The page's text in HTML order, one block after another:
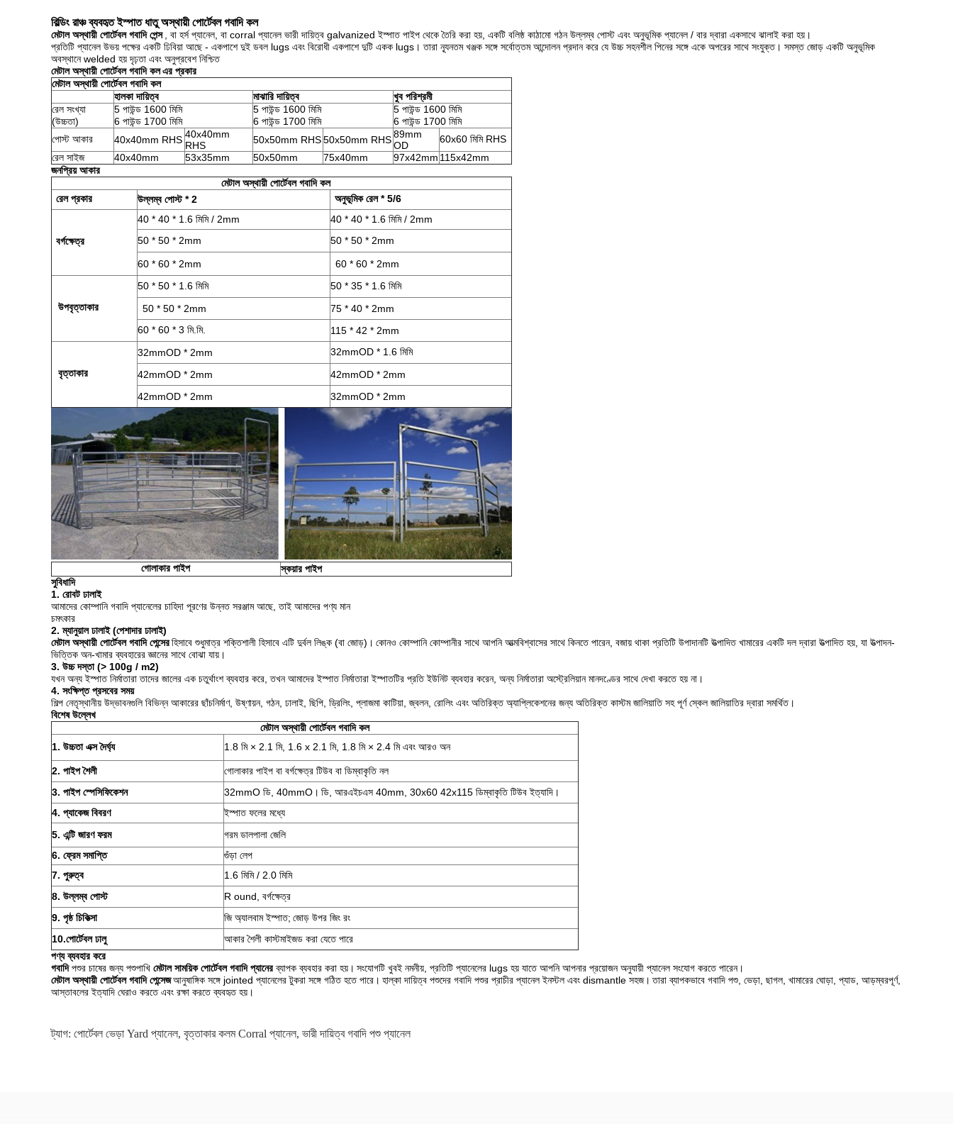
বিল্ডিং রাঞ্চ ব্যবহৃত ইস্পাত ধাতু অস্থায়ী পোর্টেবল গবাদি কল
মেটাল অস্থায়ী পোর্টেবল গবাদি পেন্স
, বা হর্স প্যানেল, বা corral প্যানেল ভারী দায়িত্ব galvanized ইস্পাত পাইপ থেকে তৈরি করা হয়, একটি বলিষ্ঠ কাঠামো গঠন উল্লম্ব পোস্ট এবং অনুভূমিক প্যানেল / বার দ্বারা একসাথে ঝালাই করা হয়।
প্রতিটি প্যানেল উভয় পক্ষের একটি ঢিবিয়া আছে - একপাশে দুই ডবল lugs এবং বিরোধী একপাশে দুটি একক lugs। তারা ন্যূনতম খঞ্জক সঙ্গে সর্বোত্তম আন্দোলন প্রদান করে যে উচ্চ সহনশীল পিনের সঙ্গে একে অপরের সাথে সংযুক্ত। সমস্ত জোড় একটি অনুভূমিক
অবস্থানে welded হয় দৃঢ়তা এবং অনুপ্রবেশ নিশ্চিত
মেটাল অস্থায়ী পোর্টেবল গবাদি কলএর প্রকার
মেটাল অস্থায়ী পোর্টেবল গবাদি কল
হালকা দায়িত্ব
মাঝারি দায়িত্ব
খুব পরিশ্রমী
রেল সংখ্যা
(উচ্চতা)
5 পাউন্ড 1600 মিমি
6 পাউন্ড 1700 মিমি
5 পাউন্ড 1600 মিমি
6 পাউন্ড 1700 মিমি
5 পাউন্ড 1600 মিমি
6 পাউন্ড 1700 মিমি
পোস্ট আকার
40x40mm RHS 40x40mm
RHS
50x50mm RHS50x50mm RHS89mm
OD
60x60 মিমি RHS
রেল সাইজ
40x40mm 53x35mm 50x50mm 75x40mm 97x42mm 115x42mm
জনপ্রিয় আকার
মেটাল অস্থায়ী পোর্টেবল গবাদি কল
রেল প্রকার
উল্লম্ব পোস্ট * 2 অনুভূমিক রেল * 5/6
বর্গক্ষেত্র
40 * 40 * 1.6 মিমি / 2mm
40 * 40 * 1.6 মিমি / 2mm
50 * 50 * 2mm
50 * 50 * 2mm
60 * 60 * 2mm 60 * 60 * 2mm
উপবৃত্তাকার
50 * 50 * 1.6 মিমি
50 * 35 * 1.6 মিমি
50 * 50 * 2mm
75 * 40 * 2mm
60 * 60 * 3 মি.মি.
115 * 42 * 2mm
বৃত্তাকার
32mmOD * 2mm
32mmOD * 1.6 মিমি
42mmOD * 2mm
42mmOD * 2mm
42mmOD * 2mm
32mmOD * 2mm
গোলাকার পাইপ
স্কয়ার পাইপ
সুবিধাদি
1. রোবট ঢালাই
আমাদের কোম্পানি গবাদি প্যানেলের চাহিদা পূরণের উন্নত সরঞ্জাম আছে, তাই আমাদের পণ্য মান
চমৎকার
2. ম্যানুয়াল ঢালাই (পেশাদার ঢালাই)
মেটাল অস্থায়ী পোর্টেবল গবাদি পেন্সেরহিসাবে শুধুমাত্র শক্তিশালী হিসাবে এটি দুর্বল লিঙ্ক (বা জোড়)। কোনও কোম্পানি কোম্পানীর সাথে আপনি আত্মবিশ্বাসের সাথে কিনতে পারেন, বজায় থাকা প্রতিটি উপাদানটি উত্পাদিত খামারের একটি দল দ্বারা উত্পাদিত হয়, যা উত্পাদন-
ভিত্তিক অন-খামার ব্যবহারের জ্ঞানের সাথে বোঝা যায়।
3. উচ্চ দস্তা (> 100g / m2)
যখন অন্য ইস্পাত নির্মাতারা তাদের জালের এক চতুর্থাংশ ব্যবহার করে, তখন আমাদের ইস্পাত নির্মাতারা ইস্পাতটির প্রতি ইউনিট ব্যবহার করেন, অন্য নির্মাতারা অস্ট্রেলিয়ান মানদণ্ডের সাথে দেখা করতে হয় না।
4. সংক্ষিপ্ত প্রসবের সময়
শিল্প নেতৃস্থানীয় উদ্ভাবনগুলি বিভিন্ন আকারের ছাঁচনির্মাণ, উষ্ণায়ন, গঠন, ঢালাই, ছিপি, ড্রিলিং, প্লাজমা কাটিয়া, জ্বলন, রোলিং এবং অতিরিক্ত অ্যাপ্লিকেশনের জন্য অতিরিক্ত কাস্টম জালিয়াতি সহ পূর্ণ স্কেল জালিয়াতির দ্বারা সমর্থিত।
বিশেষ উল্লেখ
মেটাল অস্থায়ী পোর্টেবল গবাদি কল
1. উচ্চতা এক্স দৈর্ঘ্য
1.8 মি × 2.1 মি, 1.6 x 2.1 মি, 1.8 মি × 2.4 মি এবং আরও অন
2. পাইপ শৈলী
গোলাকার পাইপ বা বর্গক্ষেত্র টিউব বা ডিম্বাকৃতি নল
3. পাইপ স্পেসিফিকেশন
32mmO ডি, 40mmO। ডি, আরএইচএস 40mm, 30x60 42x115 ডিম্বাকৃতি টিউব ইত্যাদি।
4. প্যাকেজ বিবরণ
ইস্পাত ফলের মধ্যে
5. এন্টি জারণ ফরম
গরম ডালপালা জেলি
6. ফ্রেম সমাপ্তি
গুঁড়া লেপ
7. পুরুত্ব
1.6 মিমি / 2.0 মিমি
8. উল্লম্ব পোস্ট R ound, বর্গক্ষেত্র
9. পৃষ্ঠ চিকিত্সা
জিঅ্যালবাম ইস্পাত; জোড় উপর জিং রং
10.পোর্টেবল ঢালু
আকার শৈলী কাস্টমাইজড করা যেতে পারে
পণ্য ব্যবহার করে
গবাদিপশুর চাষের জন্য পশুপাখি মেটাল সাময়িক পোর্টেবল গবাদি প্যানেরব্যাপক ব্যবহার করা হয়। সংযোগটি খুবই নমনীয়, প্রতিটি প্যানেলের lugs হয় যাতে আপনি আপনার প্রয়োজন অনুযায়ী প্যানেল সংযোগ করতে পারেন।
মেটাল অস্থায়ী পোর্টেবল গবাদি পেন্সেজআনুষাঙ্গিক সঙ্গে jointed প্যানেলের টুকরা সঙ্গে গঠিত হতে পারে। হাল্কা দায়িত্ব পশুদের গবাদি পশুর প্রাচীর প্যানেল ইনস্টল এবং dismantle সহজ। তারা ব্যাপকভাবে গবাদি পশু, ভেড়া, ছাগল, খামারের ঘোড়া, প্যাড, আড়ম্বরপূর্ণ,
আস্তাবলের ইত্যাদি ঘেরাও করতে এবং রক্ষা করতে ব্যবহৃত হয়।
ট্যাগ: পোর্টেবল ভেড়া Yard প্যানেল, বৃত্তাকার কলম Corral প্যানেল, ভারী দায়িত্ব গবাদি পশু প্যানেল